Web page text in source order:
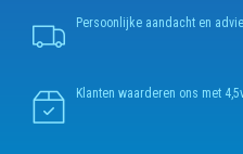
Persoonlijke aandacht en
Klanten waarderen ons met